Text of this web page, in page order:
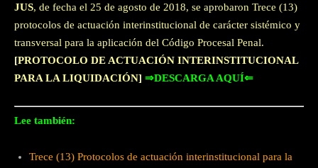
JUS, de fecha el 25 de agosto de 2018, se aprobaron Trece (13)
protocolos de actuación interinstitucional de carácter sistémico y
transversal para la aplicación del Código Procesal Penal.
[PROTOCOLO DE ACTUACIÓN INTERINSTITUCIONAL
PARA LA LIQUIDACIÓN] ⇒DESCARGA AQUÍ⇐
Lee también:
Trece (13) Protocolos de actuación interinstitucional para la